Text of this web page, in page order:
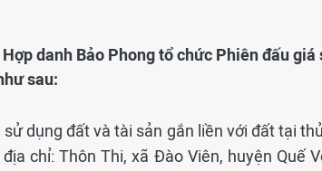
danh Bảo Phong tổ chức Phiên đấu
sau:
sử dụng đất và tài sản gắn liền với đất tại
chỉ: Thôn Thi, xã Đào Viên, huyện Quế